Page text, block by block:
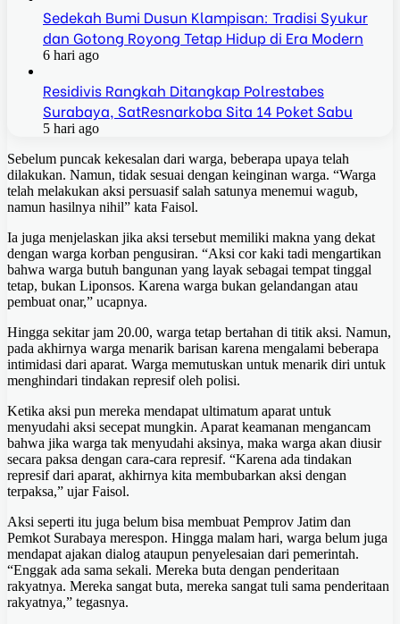
Sedekah Bumi Dusun Klampisan: Tradisi Syukur
dan Gotong Royong Tetap Hidup di Era Modern
6 hari ago
Residivis Rangkah Ditangkap Polrestabes
Surabaya, SatResnarkoba Sita 14 Poket Sabu
5 hari ago
Sebelum puncak kekesalan dari warga, beberapa upaya telah
dilakukan. Namun, tidak sesuai dengan keinginan warga. “Warga
telah melakukan aksi persuasif salah satunya menemui wagub,
namun hasilnya nihil” kata Faisol.
Ia juga menjelaskan jika aksi tersebut memiliki makna yang dekat
dengan warga korban pengusiran. “Aksi cor kaki tadi mengartikan
bahwa warga butuh bangunan yang layak sebagai tempat tinggal
tetap, bukan Liponsos. Karena warga bukan gelandangan atau
pembuat onar,” ucapnya.
Hingga sekitar jam 20.00, warga tetap bertahan di titik aksi. Namun,
pada akhirnya warga menarik barisan karena mengalami beberapa
intimidasi dari aparat. Warga memutuskan untuk menarik diri untuk
menghindari tindakan represif oleh polisi.
Ketika aksi pun mereka mendapat ultimatum aparat untuk
menyudahi aksi secepat mungkin. Aparat keamanan mengancam
bahwa jika warga tak menyudahi aksinya, maka warga akan diusir
secara paksa dengan cara-cara represif. “Karena ada tindakan
represif dari aparat, akhirnya kita membubarkan aksi dengan
terpaksa,” ujar Faisol.
Aksi seperti itu juga belum bisa membuat Pemprov Jatim dan
Pemkot Surabaya merespon. Hingga malam hari, warga belum juga
mendapat ajakan dialog ataupun penyelesaian dari pemerintah.
“Enggak ada sama sekali. Mereka buta dengan penderitaan
rakyatnya. Mereka sangat buta, mereka sangat tuli sama penderitaan
rakyatnya,” tegasnya.